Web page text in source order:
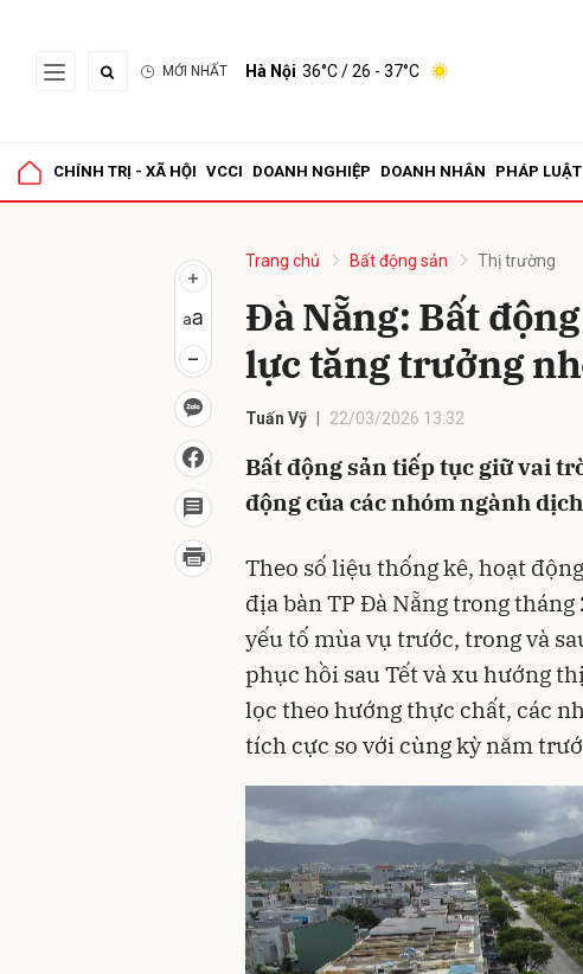
MỚI NHẤT Hà Nội 36°C/ 26 - 37°C
CHÍNH TRỊ - XÃ HỘI VCCI DOANH NGHIỆP DOANH NHÂN PHÁP LUẬT
Trang chủ Bất động sản Thị trường
Đà Nẵng: Bất
lực tăng trưởng
Tuấn Vỹ 22/03/2026 13:32
Bất động sản tiếp tục giữ vai
động của các nhóm ngành
Theo số liệu thống kê, hoạt
địa bàn TP Đà Nẵng trong
yếu tố mùa vụ trước, trong và
phục hồi sau Tết và xu hướng
lọc theo hướng thực chất, các
tích cực so với cùng kỳ năm